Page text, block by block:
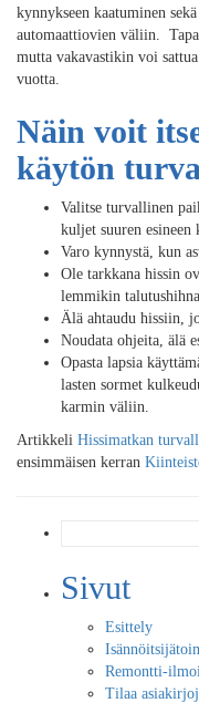
kynnykseen kaatuminen
automaattiovien väliin.
mutta vakavastikin voi
vuotta.
Näin voit
käytön
Valitse turvallinen
kuljet suuren esineen
Varo kynnystä, kun
Ole tarkkana hissin
lemmikin
Älä ahtaudu hissiin,
Noudata ohjeita, älä
Opasta lapsia
lasten sormet
karmin väliin.
Artikkeli Hissimatkan
ensimmäisen kerran
Sivut
Esittely
Remontti-
Tilaa